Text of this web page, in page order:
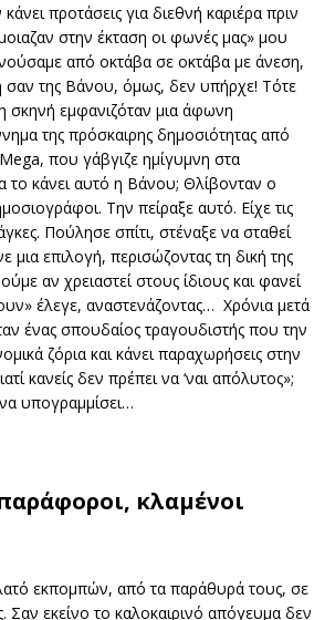
κάνει προτάσεις για διεθνή καριέρα πριν
στην έκταση οι φωνές μας» μου
από οκτάβα σε οκτάβα με άνεση,
της Βάνου, όμως, δεν υπήρχε! Τότε
σκηνή εμφανιζόταν μια άφωνη
της πρόσκαιρης δημοσιότητας από
Mega, που γάβγιζε ημίγυμνη στα
το κάνει αυτό η Βάνου; Θλίβονταν ο
Την πείραξε αυτό. Είχε τις
Πούλησε σπίτι, στέναξε να σταθεί
μια επιλογή, περισώζοντας τη δική της
αν χρειαστεί στους ίδιους και φανεί
έλεγε, αναστενάζοντας… Χρόνια μετά
ένας σπουδαίος τραγουδιστής που την
ζόρια και κάνει παραχωρήσεις στην
κανείς δεν πρέπει να ‘ναι απόλυτος»;
υπογραμμίσει…
κλαμένοι
εκπομπών, από τα παράθυρά τους, σε
Σαν εκείνο το καλοκαιρινό απόγευμα δεν